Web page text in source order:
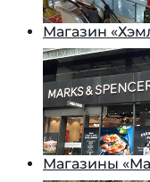
Магазин
Магазины